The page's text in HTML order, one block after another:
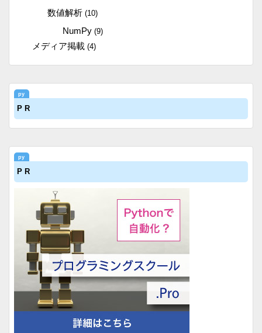
数値解析 (10)
NumPy (9)
メディア掲載 (4)
P R
P R